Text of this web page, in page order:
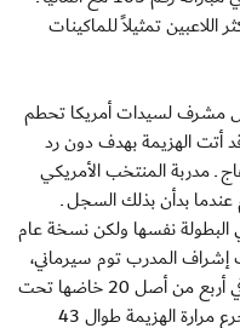
تمثيلاً للماكينات
سجل مشرف لسيدات أمريكا تحطم
أتت الهزيمة بهدف دون رد
ـ مدربة المنتخب الأمريكي
بدأن بذلك السجل ـ
البطولة نفسها ولكن نسخة عام
إشراف المدرب توم سيرماني،
الذي فاز فريقه بستة عشر مباراة وتعادل في أربع من أصل 20 خاضها تحت
إمرته حتى الآن. لكن بالنسبة لكتيبة لم تتجرع مرارة الهزيمة طوال 43